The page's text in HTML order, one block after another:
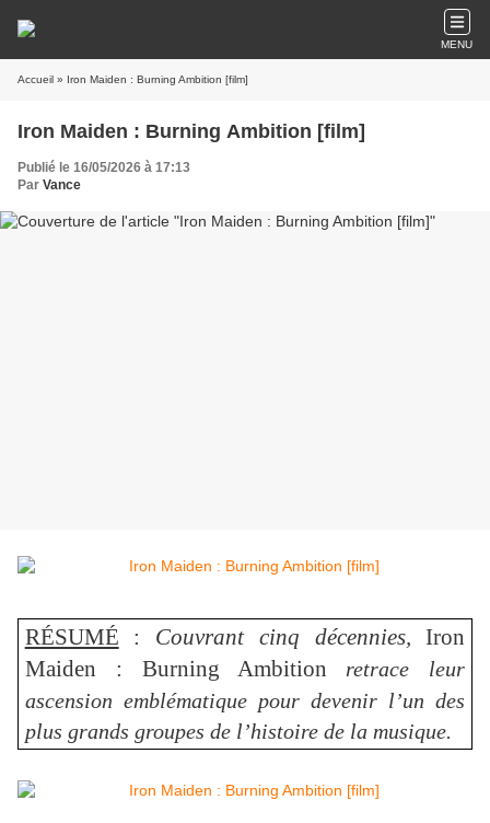
MENU
Accueil » Iron Maiden : Burning Ambition [film]
Iron Maiden : Burning Ambition [film]
Publié le 16/05/2026 à 17:13
Par Vance
RÉSUMÉ : Couvrant cinq décennies,Iron
Maiden : Burning Ambition
retrace leur
ascension emblématique pour devenir l’un des
plus grands groupes de l’histoire de la musique.